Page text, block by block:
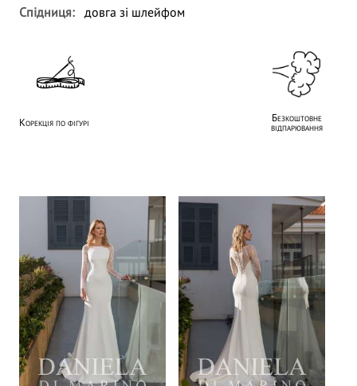
Спідниця: довга зі шлейфом
Корекція по фігурі Безкоштовне
відпарювання